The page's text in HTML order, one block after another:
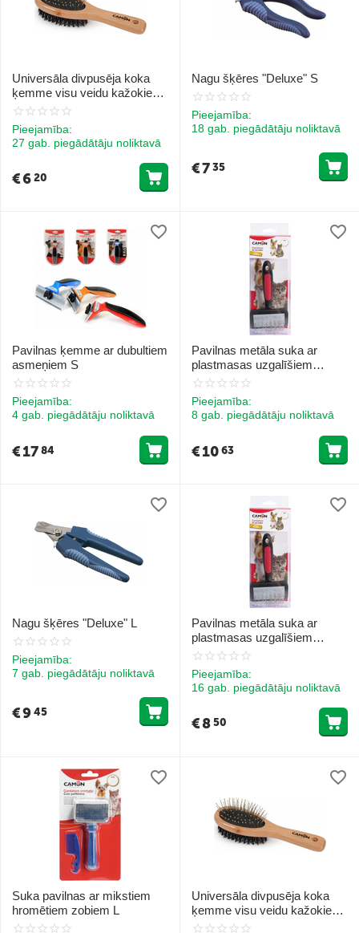
Universāla divpusēja koka
ķemme visu veidu kažokiem
S
Pieejamība:
27 gab. piegādātāju noliktavā
€620
Nagu šķēres "Deluxe" S
Pieejamība:
18 gab. piegādātāju noliktavā
€735
Pavilnas ķemme ar dubultiem
asmeņiem S
Pieejamība:
4 gab. piegādātāju noliktavā
€1784
Pavilnas metāla suka ar
plastmasas uzgalīšiem
suņiem un kaķiem 10x6 cm
Pieejamība:
8 gab. piegādātāju noliktavā
€1063
Nagu šķēres "Deluxe" L
Pieejamība:
7 gab. piegādātāju noliktavā
€945
Pavilnas metāla suka ar
plastmasas uzgalīšiem
suņiem un kaķiem 7,5x5 cm
Pieejamība:
16 gab. piegādātāju noliktavā
€850
Suka pavilnas ar mikstiem
hromētiem zobiem L
Universāla divpusēja koka
ķemme visu veidu kažokiem
L